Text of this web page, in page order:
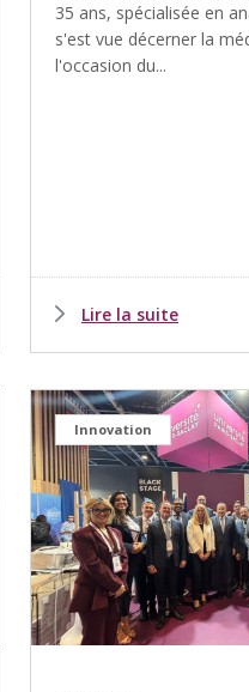
35 ans, spécialisée en
s'est vue décerner la
l'occasion du...
Lire la suite
Innovation